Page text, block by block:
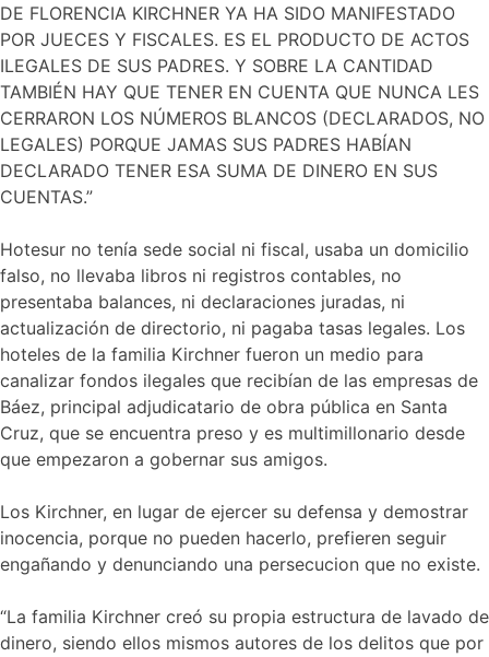
DE FLORENCIA KIRCHNER YA HA SIDO MANIFESTADO
POR JUECES Y FISCALES. ES EL PRODUCTO DE ACTOS
ILEGALES DE SUS PADRES. Y SOBRE LA CANTIDAD
TAMBIÉN HAY QUE TENER EN CUENTA QUE NUNCA LES
CERRARON LOS NÚMEROS BLANCOS (DECLARADOS, NO
LEGALES) PORQUE JAMAS SUS PADRES HABÍAN
DECLARADO TENER ESA SUMA DE DINERO EN SUS
CUENTAS.”
Hotesur no tenía sede social ni fiscal, usaba un domicilio
falso, no llevaba libros ni registros contables, no
presentaba balances, ni declaraciones juradas, ni
actualización de directorio, ni pagaba tasas legales. Los
hoteles de la familia Kirchner fueron un medio para
canalizar fondos ilegales que recibían de las empresas de
Báez, principal adjudicatario de obra pública en Santa
Cruz, que se encuentra preso y es multimillonario desde
que empezaron a gobernar sus amigos.
Los Kirchner, en lugar de ejercer su defensa y demostrar
inocencia, porque no pueden hacerlo, prefieren seguir
engañando y denunciando una persecucion que no existe.
“La familia Kirchner creó su propia estructura de lavado de
dinero, siendo ellos mismos autores de los delitos que por